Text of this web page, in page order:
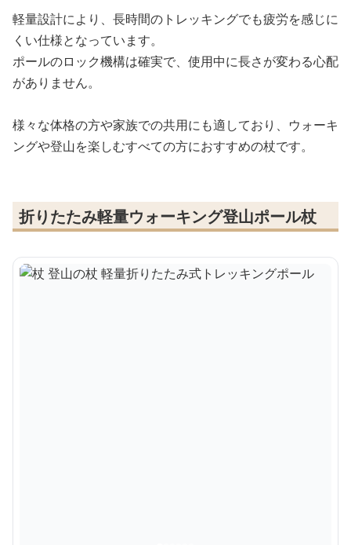
軽量設計により、長時間のトレッキングでも疲労を感じに
くい仕様となっています。
ポールのロック機構は確実で、使用中に長さが変わる心配
がありません。
様々な体格の方や家族での共用にも適しており、ウォーキ
ングや登山を楽しむすべての方におすすめの杖です。
折りたたみ軽量ウォーキング登山ポール杖